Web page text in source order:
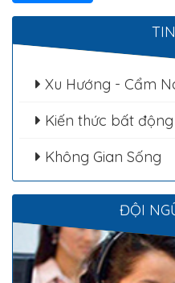
Xu Hướng - Cẩm
Kiến thức bất
Không Gian Sống
ĐỘI